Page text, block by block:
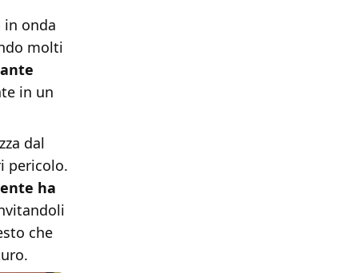
in onda
molti
in un
dal
pericolo.
ha
che